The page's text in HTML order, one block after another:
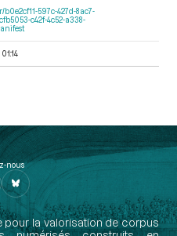
b0e2cf11-597c-427d-8ac7-
c42f-4c52-a338-
nous
pour la valorisation de corpus